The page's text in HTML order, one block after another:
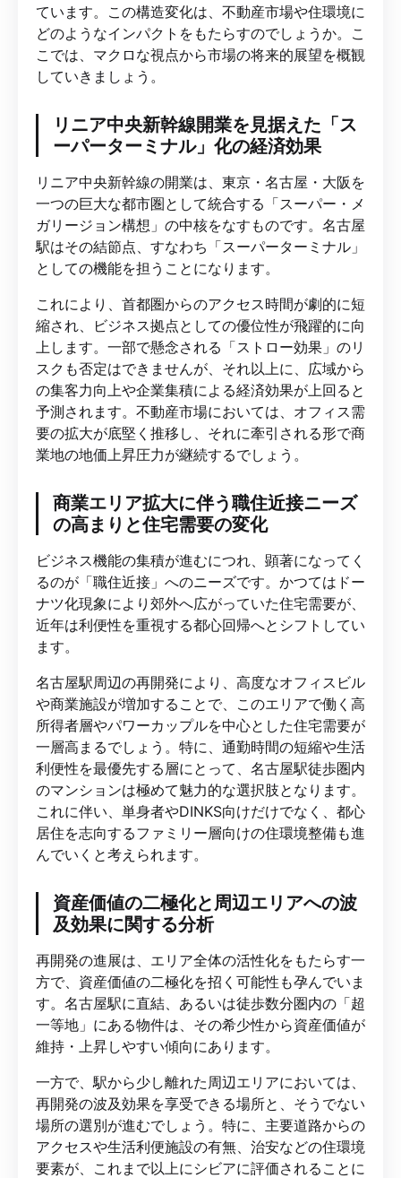
ています。この構造変化は、不動産市場や住環境に
どのようなインパクトをもたらすのでしょうか。こ
こでは、マクロな視点から市場の将来的展望を概観
していきましょう。
リニア中央新幹線開業を見据えた「ス
ーパーターミナル」化の経済効果
リニア中央新幹線の開業は、東京・名古屋・大阪を
一つの巨大な都市圏として統合する「スーパー・メ
ガリージョン構想」の中核をなすものです。名古屋
駅はその結節点、すなわち「スーパーターミナル」
としての機能を担うことになります。
これにより、首都圏からのアクセス時間が劇的に短
縮され、ビジネス拠点としての優位性が飛躍的に向
上します。一部で懸念される「ストロー効果」のリ
スクも否定はできませんが、それ以上に、広域から
の集客力向上や企業集積による経済効果が上回ると
予測されます。不動産市場においては、オフィス需
要の拡大が底堅く推移し、それに牽引される形で商
業地の地価上昇圧力が継続するでしょう。
商業エリア拡大に伴う職住近接ニーズ
の高まりと住宅需要の変化
ビジネス機能の集積が進むにつれ、顕著になってく
るのが「職住近接」へのニーズです。かつてはドー
ナツ化現象により郊外へ広がっていた住宅需要が、
近年は利便性を重視する都心回帰へとシフトしてい
ます。
名古屋駅周辺の再開発により、高度なオフィスビル
や商業施設が増加することで、このエリアで働く高
所得者層やパワーカップルを中心とした住宅需要が
一層高まるでしょう。特に、通勤時間の短縮や生活
利便性を最優先する層にとって、名古屋駅徒歩圏内
のマンションは極めて魅力的な選択肢となります。
これに伴い、単身者やDINKS向けだけでなく、都心
居住を志向するファミリー層向けの住環境整備も進
んでいくと考えられます。
資産価値の二極化と周辺エリアへの波
及効果に関する分析
再開発の進展は、エリア全体の活性化をもたらす一
方で、資産価値の二極化を招く可能性も孕んでいま
す。名古屋駅に直結、あるいは徒歩数分圏内の「超
一等地」にある物件は、その希少性から資産価値が
維持・上昇しやすい傾向にあります。
一方で、駅から少し離れた周辺エリアにおいては、
再開発の波及効果を享受できる場所と、そうでない
場所の選別が進むでしょう。特に、主要道路からの
アクセスや生活利便施設の有無、治安などの住環境
要素が、これまで以上にシビアに評価されることに